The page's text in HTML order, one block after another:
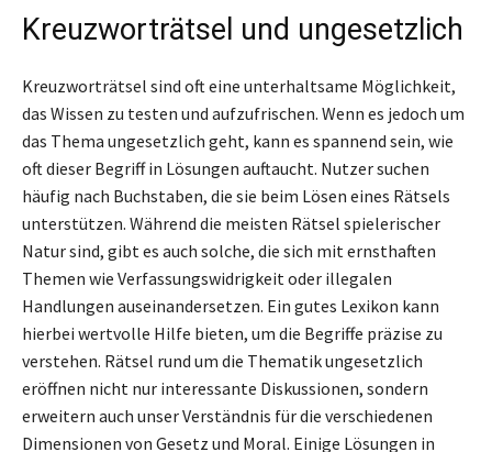
Kreuzworträtsel und ungesetzlich
Kreuzworträtsel sind oft eine unterhaltsame Möglichkeit,
das Wissen zu testen und aufzufrischen. Wenn es jedoch um
das Thema ungesetzlich geht, kann es spannend sein, wie
oft dieser Begriff in Lösungen auftaucht. Nutzer suchen
häufig nach Buchstaben, die sie beim Lösen eines Rätsels
unterstützen. Während die meisten Rätsel spielerischer
Natur sind, gibt es auch solche, die sich mit ernsthaften
Themen wie Verfassungswidrigkeit oder illegalen
Handlungen auseinandersetzen. Ein gutes Lexikon kann
hierbei wertvolle Hilfe bieten, um die Begriffe präzise zu
verstehen. Rätsel rund um die Thematik ungesetzlich
eröffnen nicht nur interessante Diskussionen, sondern
erweitern auch unser Verständnis für die verschiedenen
Dimensionen von Gesetz und Moral. Einige Lösungen in